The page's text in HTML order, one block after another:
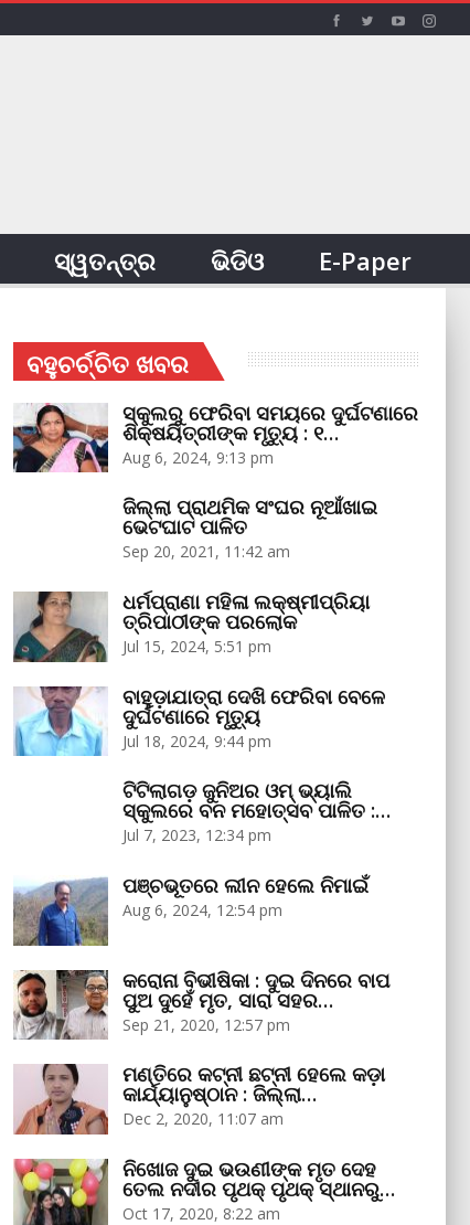
ସ୍ୱତନ୍ତ୍ର ଭିଡିଓ E-Paper
ବହୁଚର୍ଚ୍ଚିତ ଖବର
ସ୍କୁଲରୁ ଫେରିବା ସମୟରେ ଦୁର୍ଘଟଣାରେ
ଶିକ୍ଷୟିତ୍ରୀଙ୍କ ମୃତ୍ୟୁ : ୧…
Aug 6, 2024, 9:13 pm
ଜିଲ୍ଲା ପ୍ରାଥମିକ ସଂଘର ନୂଆଁଖାଇ
ଭେଟଘାଟ ପାଳିତ
Sep 20, 2021, 11:42 am
ଧର୍ମପ୍ରାଣା ମହିଳା ଲକ୍ଷ୍ମୀପ୍ରିୟା
ତ୍ରିପାଠୀଙ୍କ ପରଲୋକ
Jul 15, 2024, 5:51 pm
ବାହୁଡ଼ାଯାତ୍ରା ଦେଖି ଫେରିବା ବେଳେ
ଦୁର୍ଘଟଣାରେ ମୃତ୍ୟୁ
Jul 18, 2024, 9:44 pm
ଟିଟିଲାଗଡ଼ ଜୁନିଅର ଓମ୍‌ ଭ୍ୟାଲି
ସ୍କୁଲରେ ବନ ମହୋତ୍ସବ ପାଳିତ :…
Jul 7, 2023, 12:34 pm
ପଞ୍ଚଭୂତରେ ଲୀନ ହେଲେ ନିମାଇଁ
Aug 6, 2024, 12:54 pm
କରୋନା ବିଭୀଷିକା : ଦୁଇ ଦିନରେ ବାପ
ପୁଅ ଦୁହେଁ ମୃତ, ସାରା ସହର…
Sep 21, 2020, 12:57 pm
ମଣ୍ତିରେ କଟ୍‌ନୀ ଛଟ୍‌ନୀ ହେଲେ କଡ଼ା
କାର୍ଯ୍ୟାନୁଷ୍ଠାନ : ଜିଲ୍ଲା…
Dec 2, 2020, 11:07 am
ନିଖୋଜ ଦୁଇ ଭଉଣୀଙ୍କ ମୃତ ଦେହ
ତେଲ ନଦୀର ପୃଥକ୍‌ ପୃଥକ୍‌ ସ୍ଥାନରୁ…
Oct 17, 2020, 8:22 am